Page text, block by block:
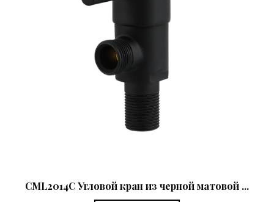
CML2014C Угловой кран из черной матовой ...